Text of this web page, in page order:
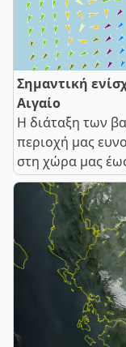
Σημαντική
Αιγαίο
Η διάταξη των
περιοχή μας
στη χώρα μας